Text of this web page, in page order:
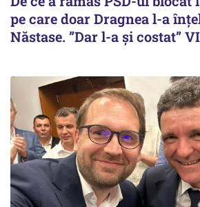
pe care doar Dragnea l-a
Năstase. ”Dar l-a și costat”